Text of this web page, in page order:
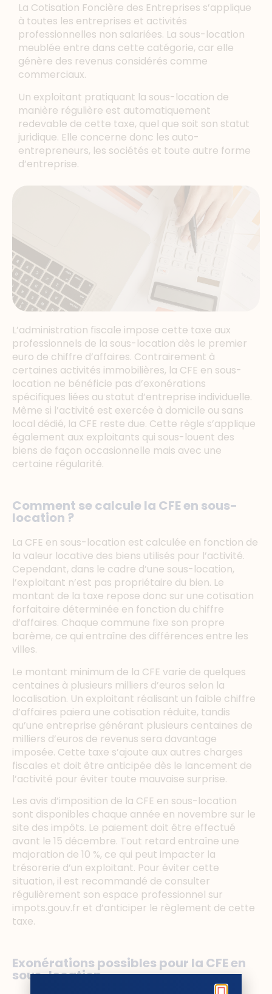
La Cotisation Foncière des Entreprises s’applique
à toutes les entreprises et activités
professionnelles non salariées. La sous-location
meublée entre dans cette catégorie, car elle
génère des revenus considérés comme
commerciaux.
Un exploitant pratiquant la sous-location de
manière régulière est automatiquement
redevable de cette taxe, quel que soit son statut
juridique. Elle concerne donc les auto-
entrepreneurs, les sociétés et toute autre forme
d’entreprise.
L’administration fiscale impose cette taxe aux
professionnels de la sous-location dès le premier
euro de chiffre d’affaires. Contrairement à
certaines activités immobilières, la CFE en sous-
location ne bénéficie pas d’exonérations
spécifiques liées au statut d’entreprise individuelle.
Même si l’activité est exercée à domicile ou sans
local dédié, la CFE reste due. Cette règle s’applique
également aux exploitants qui sous-louent des
biens de façon occasionnelle mais avec une
certaine régularité.
Comment se calcule la CFE en sous-
location ?
La CFE en sous-location est calculée en fonction de
la valeur locative des biens utilisés pour l’activité.
Cependant, dans le cadre d’une sous-location,
l’exploitant n’est pas propriétaire du bien. Le
montant de la taxe repose donc sur une cotisation
forfaitaire déterminée en fonction du chiffre
d’affaires. Chaque commune fixe son propre
barème, ce qui entraîne des différences entre les
villes.
Le montant minimum de la CFE varie de quelques
centaines à plusieurs milliers d’euros selon la
localisation. Un exploitant réalisant un faible chiffre
d’affaires paiera une cotisation réduite, tandis
qu’une entreprise générant plusieurs centaines de
milliers d’euros de revenus sera davantage
imposée. Cette taxe s’ajoute aux autres charges
fiscales et doit être anticipée dès le lancement de
l’activité pour éviter toute mauvaise surprise.
Les avis d’imposition de la CFE en sous-location
sont disponibles chaque année en novembre sur le
site des impôts. Le paiement doit être effectué
avant le 15 décembre. Tout retard entraîne une
majoration de 10 %, ce qui peut impacter la
trésorerie d’un exploitant. Pour éviter cette
situation, il est recommandé de consulter
régulièrement son espace professionnel sur
impots.gouv.fr et d’anticiper le règlement de cette
taxe.
Exonérations possibles pour la CFE en
sous-location